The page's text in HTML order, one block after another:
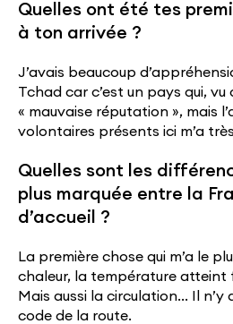
Quelles ont été tes
à ton arrivée ?
J’avais beaucoup
Tchad car c’est un pays qui, vu
« mauvaise réputation », mais
volontaires présents ici m’a
Quelles sont les
plus marquée entre la
d’accueil ?
La première chose qui m’a le
chaleur, la température atteint
Mais aussi la circulation… Il n’y
code de la route.